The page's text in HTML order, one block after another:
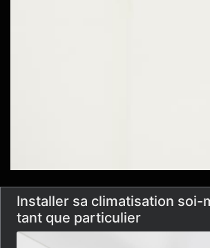
Installer sa climatisation soi-
tant que particulier